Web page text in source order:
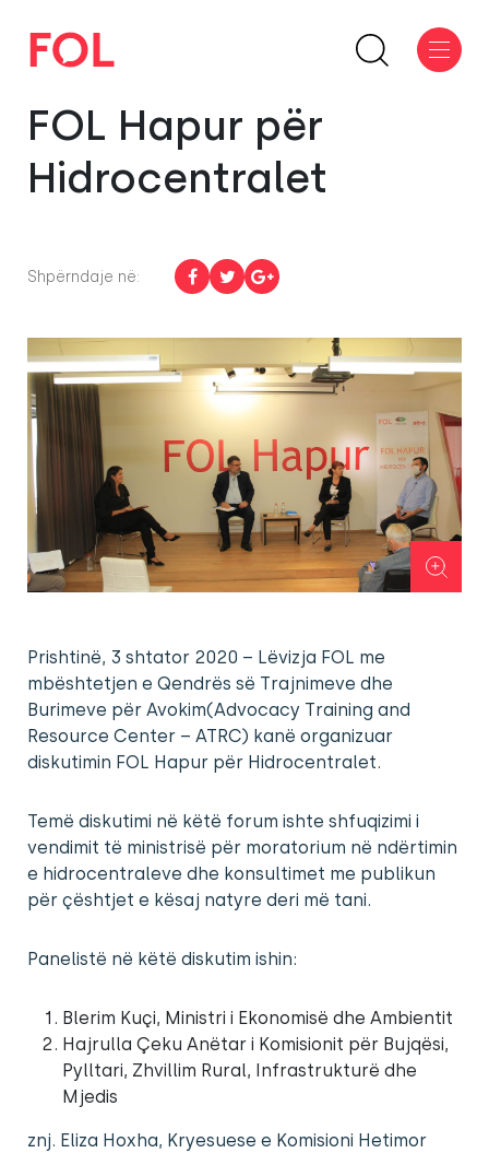
FOL Hapur për
Hidrocentralet
Shpërndaje në:
Prishtinë, 3 shtator 2020 – Lëvizja FOL me
mbështetjen e Qendrës së Trajnimeve dhe
Burimeve për Avokim(Advocacy Training and
Resource Center – ATRC) kanë organizuar
diskutimin FOL Hapur për Hidrocentralet.
Temë diskutimi në këtë forum ishte shfuqizimi i
vendimit të ministrisë për moratorium në ndërtimin
e hidrocentraleve dhe konsultimet me publikun
për çështjet e kësaj natyre deri më tani.
Panelistë në këtë diskutim ishin:
Blerim Kuçi, Ministri i Ekonomisë dhe Ambientit
Hajrulla Çeku Anëtar i Komisionit për Bujqësi,
Pylltari, Zhvillim Rural, Infrastrukturë dhe
Mjedis
znj. Eliza Hoxha, Kryesuese e Komisioni Hetimor